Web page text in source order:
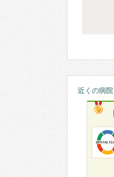
近くの病院